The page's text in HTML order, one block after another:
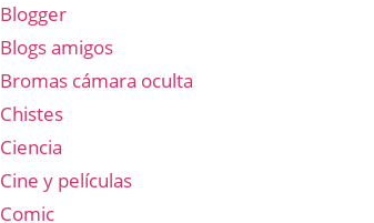
Blogger
Blogs amigos
Bromas cámara oculta
Chistes
Ciencia
Cine y películas
Comic